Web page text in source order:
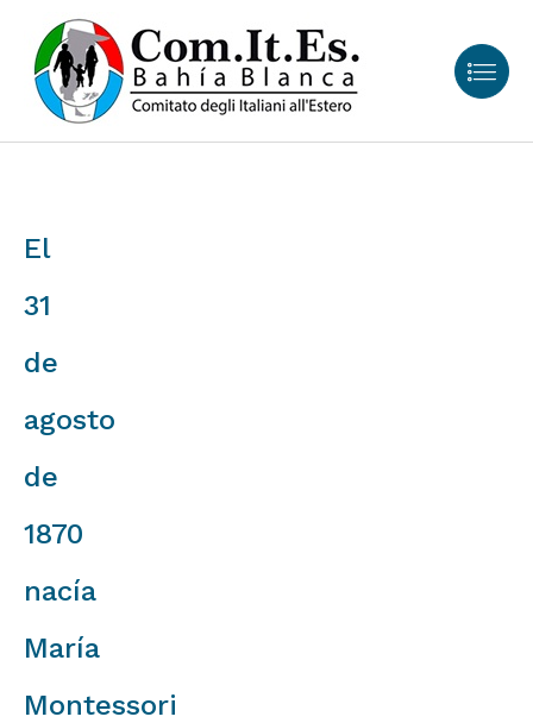
El
31
de
agosto
de
1870
nacía
María
Montessori⁣